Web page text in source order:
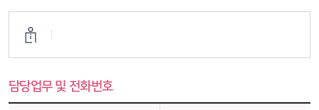
담당업무 및 전화번호